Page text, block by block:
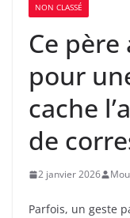
NON CLASSÉ
Ce
pour
cache
de
2 janvier 2026
Parfois, un geste